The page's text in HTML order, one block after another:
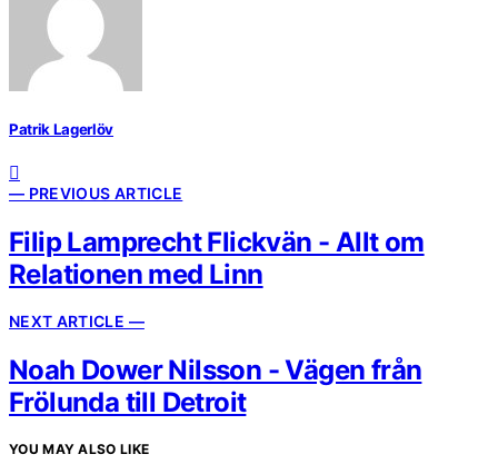
Patrik Lagerlöv
— PREVIOUS ARTICLE
Filip Lamprecht Flickvän - Allt om
Relationen med Linn
NEXT ARTICLE —
Noah Dower Nilsson - Vägen från
Frölunda till Detroit
YOU MAY ALSO LIKE